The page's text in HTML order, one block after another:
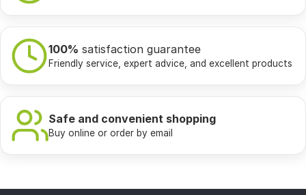
100% satisfaction guarantee
Friendly service, expert advice, and excellent products
Safe and convenient shopping
Buy online or order by email